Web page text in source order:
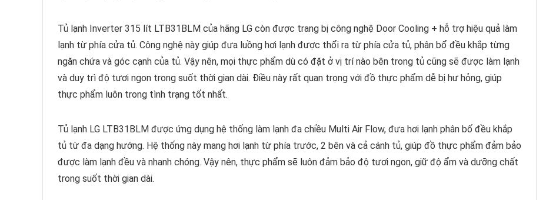
Tủ lạnh Inverter 315 lít LTB31BLM của hãng LG còn được trang bị công nghệ Door Cooling + hỗ trợ hiệu quả làm
lạnh từ phía cửa tủ. Công nghệ này giúp đưa luồng hơi lạnh được thổi ra từ phía cửa tủ, phân bổ đều khắp từng
ngăn chứa và góc cạnh của tủ. Vậy nên, mọi thực phẩm dù có đặt ở vị trí nào bên trong tủ cũng sẽ được làm lạnh
và duy trì độ tươi ngon trong suốt thời gian dài. Điều này rất quan trọng với đồ thực phẩm dễ bị hư hỏng, giúp
thực phẩm luôn trong tình trạng tốt nhất.
Tủ lạnh LG LTB31BLM được ứng dụng hệ thống làm lạnh đa chiều Multi Air Flow, đưa hơi lạnh phân bố đều khắp
tủ từ đa dạng hướng. Hệ thống này mang hơi lạnh từ phía trước, 2 bên và cả cánh tủ, giúp đồ thực phẩm đảm bảo
được làm lạnh đều và nhanh chóng. Vậy nên, thực phẩm sẽ luôn đảm bảo độ tươi ngon, giữ độ ẩm và dưỡng chất
trong suốt thời gian dài.